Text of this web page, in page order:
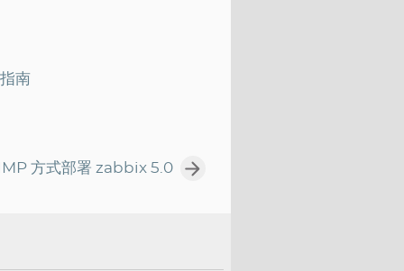
南
方式部署 zabbix 5.0